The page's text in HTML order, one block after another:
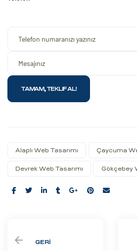
Alaplı Web Tasarımı Çaycuma
Devrek Web Tasarımı Gökçebey
Share:
GERI